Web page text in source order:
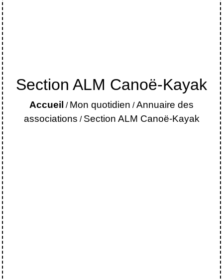
Section ALM Canoë-Kayak
Accueil / Mon quotidien /Annuaire des
associations / Section ALM Canoë-Kayak